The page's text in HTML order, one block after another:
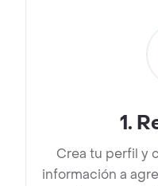
1.
Crea tu perfil y
información a